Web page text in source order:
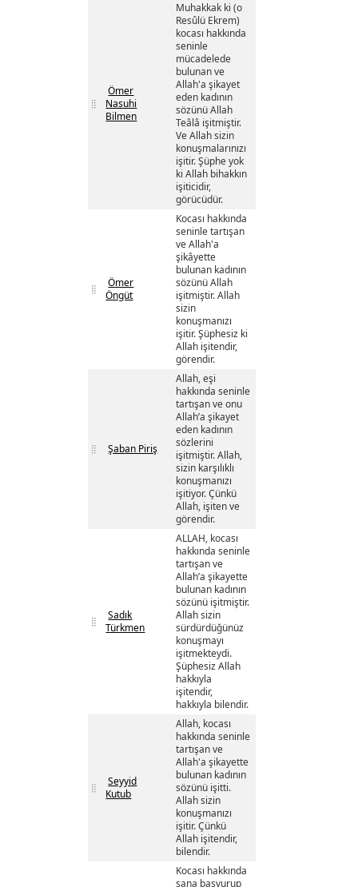
Ömer
Nasuhi
Bilmen
Muhakkak ki (o
Resûlü Ekrem)
kocası hakkında
seninle
mücadelede
bulunan ve
Allah'a şikayet
eden kadının
sözünü Allah
Teâlâ işitmiştir.
Ve Allah sizin
konuşmalarınızı
işitir. Şüphe yok
ki Allah bihakkın
işiticidir,
görücüdür.
Ömer
Öngüt
Kocası hakkında
seninle tartışan
ve Allah'a
şikâyette
bulunan kadının
sözünü Allah
işitmiştir. Allah
sizin
konuşmanızı
işitir. Şüphesiz ki
Allah işitendir,
görendir.
Şaban Piriş
Allah, eşi
hakkında seninle
tartışan ve onu
Allah’a şikayet
eden kadının
sözlerini
işitmiştir. Allah,
sizin karşılıklı
konuşmanızı
işitiyor. Çünkü
Allah, işiten ve
görendir.
Sadık
Türkmen
ALLAH, kocası
hakkında seninle
tartışan ve
Allah’a şikayette
bulunan kadının
sözünü işitmiştir.
Allah sizin
sürdürdüğünüz
konuşmayı
işitmekteydi.
Şüphesiz Allah
hakkıyla
işitendir,
hakkıyla bilendir.
Seyyid
Kutub
Allah, kocası
hakkında seninle
tartışan ve
Allah'a şikayette
bulunan kadının
sözünü işitti.
Allah sizin
konuşmanızı
işitir. Çünkü
Allah işitendir,
bilendir.
Kocası hakkında
sana başvurup